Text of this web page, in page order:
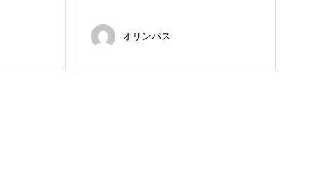
オリンパス